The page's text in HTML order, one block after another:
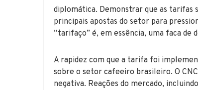
diplomática. Demonstrar que as tarifas
principais apostas do setor para
“tarifaço” é, em essência, uma faca de
A rapidez com que a tarifa foi
sobre o setor cafeeiro brasileiro. O
negativa. Reações do mercado,